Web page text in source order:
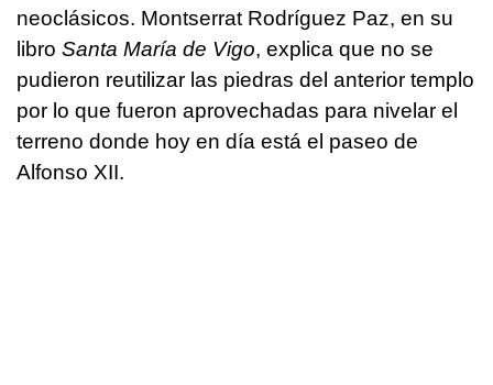
neoclásicos. Montserrat Rodríguez Paz, en su
libro Santa María de Vigo, explica que no se
pudieron reutilizar las piedras del anterior templo
por lo que fueron aprovechadas para nivelar el
terreno donde hoy en día está el paseo de
Alfonso XII.